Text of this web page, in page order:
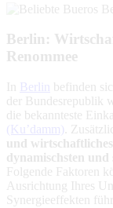
Berlin:
Renommee
In Berlin
befinden
der Bundesrepublik
die bekannteste
(Ku’damm) .
und
dynamischsten
Folgende Faktoren
Ausrichtung Ihres
Synergieeffekten